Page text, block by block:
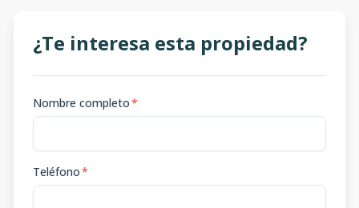
¿Te interesa esta propiedad?
Nombre completo*
Teléfono*